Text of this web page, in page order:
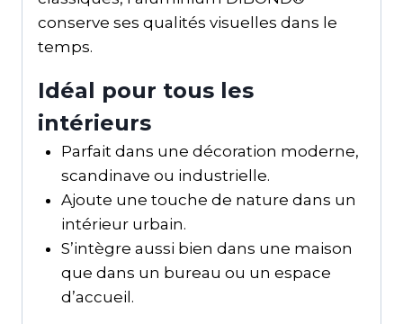
conserve ses qualités visuelles dans le
temps.
Idéal pour tous les
intérieurs
Parfait dans une décoration moderne,
scandinave ou industrielle.
Ajoute une touche de nature dans un
intérieur urbain.
S’intègre aussi bien dans une maison
que dans un bureau ou un espace
d’accueil.